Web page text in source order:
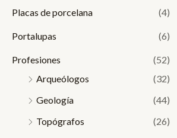
Placas de porcelana (4)
Portalupas (6)
Profesiones
(52)
Arqueólogos
(32)
Geología
(44)
Topógrafos
(26)